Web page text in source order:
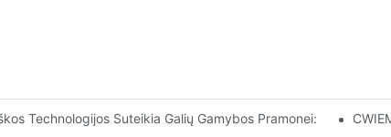
Technologijos Suteikia Galių Gamybos Pramonei: